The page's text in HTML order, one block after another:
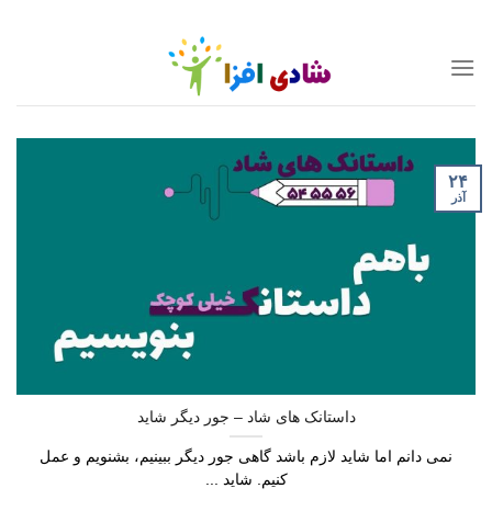
content
داستانک های شاد – جور دیگر شاید
نمی دانم اما شاید لازم باشد گاهی جور دیگر ببینیم، بشنویم و عمل
کنیم. شاید ...
۲۴
آذر